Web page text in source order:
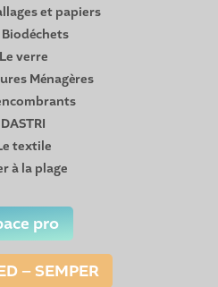
et papiers
Biodéchets
verre
Ménagères
textile
à la plage
pro
– SEMPER